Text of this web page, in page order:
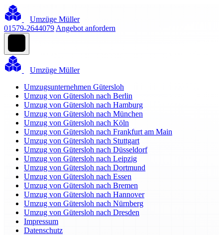
Umzüge Müller
01579-2644079 Angebot anfordern
Umzüge Müller
Umzugsunternehmen Gütersloh
Umzug von Gütersloh nach Berlin
Umzug von Gütersloh nach Hamburg
Umzug von Gütersloh nach München
Umzug von Gütersloh nach Köln
Umzug von Gütersloh nach Frankfurt am Main
Umzug von Gütersloh nach Stuttgart
Umzug von Gütersloh nach Düsseldorf
Umzug von Gütersloh nach Leipzig
Umzug von Gütersloh nach Dortmund
Umzug von Gütersloh nach Essen
Umzug von Gütersloh nach Bremen
Umzug von Gütersloh nach Hannover
Umzug von Gütersloh nach Nürnberg
Umzug von Gütersloh nach Dresden
Impressum
Datenschutz